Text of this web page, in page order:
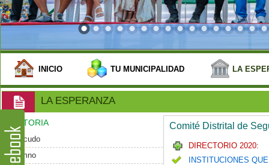
INICIO TU MUNICIPALIDAD LA
LA ESPERANZA
HISTORIA
Escudo
Himno
Comité Distrital de
DIRECTORIO 2020:
INSTITUCIONES